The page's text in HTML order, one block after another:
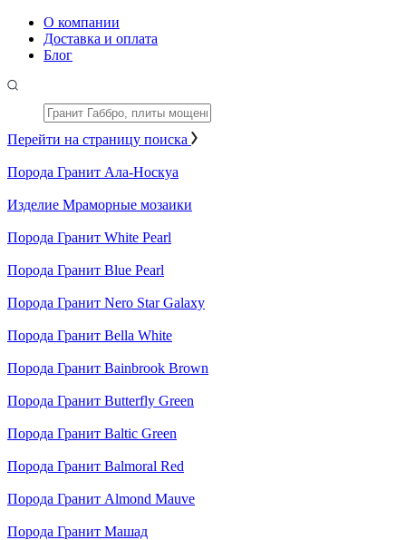
О компании
Доставка и оплата
Блог
Перейти на страницу поиска
Порода Гранит Ала-Носкуа
Изделие Мраморные мозаики
Порода Гранит White Pearl
Порода Гранит Blue Pearl
Порода Гранит Nero Star Galaxy
Порода Гранит Bella White
Порода Гранит Bainbrook Brown
Порода Гранит Butterfly Green
Порода Гранит Baltic Green
Порода Гранит Balmoral Red
Порода Гранит Almond Mauve
Порода Гранит Машад